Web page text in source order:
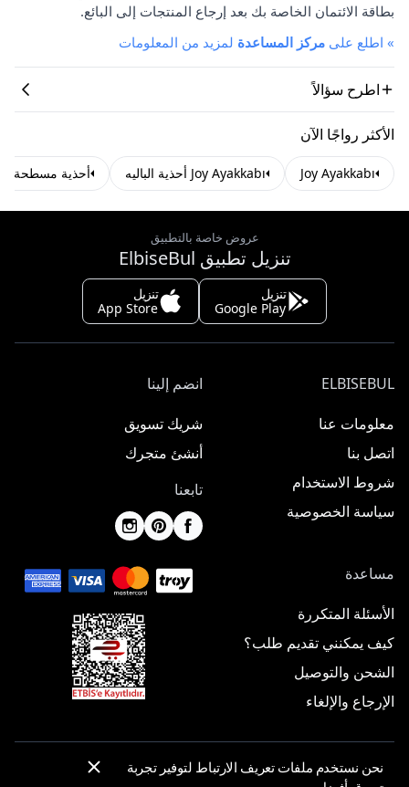
بطاقة الائتمان الخاصة بك بعد إرجاع المنتجات إلى البائع.
» اطلع على مركز المساعدة لمزيد من المعلومات
اطرح سؤالاً
الأكثر رواجًا الآن
Joy Ayakkabı Joy Ayakkabı أحذية الباليه أحذية مسطحة
عروض خاصة بالتطبيق
تنزيل تطبيق ElbiseBul
تنزيل
Google Play
تنزيل
App Store
ELBISEBUL
معلومات عنا
اتصل بنا
شروط الاستخدام
سياسة الخصوصية
انضم إلينا
شريك تسويق
أنشئ متجرك
تابعنا
مساعدة
الأسئلة المتكررة
كيف يمكنني تقديم طلب؟
الشحن والتوصيل
الإرجاع والإلغاء
نحن نستخدم ملفات تعريف الارتباط لتوفير تجربة